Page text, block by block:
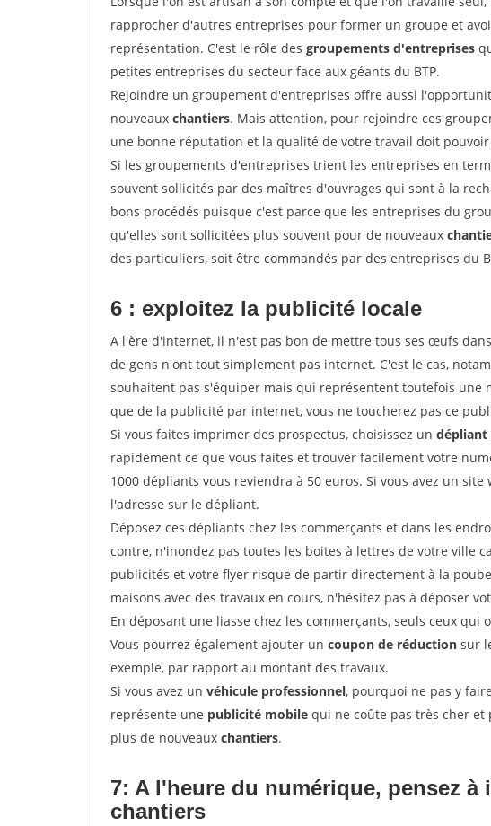
rapprocher d'autres entreprises pour former un groupe et
représentation. C'est le rôle des groupements d'entreprises
petites entreprises du secteur face aux géants du BTP.
Rejoindre un groupement d'entreprises offre aussi
nouveaux chantiers. Mais attention, pour rejoindre ces
une bonne réputation et la qualité de votre travail doit
Si les groupements d'entreprises trient les entreprises en
souvent sollicités par des maîtres d'ouvrages qui sont à la
bons procédés puisque c'est parce que les entreprises du
qu'elles sont sollicitées plus souvent pour de nouveaux
des particuliers, soit être commandés par des entreprises du
6 : exploitez la publicité locale
A l'ère d'internet, il n'est pas bon de mettre tous ses œufs
de gens n'ont tout simplement pas internet. C'est le cas,
souhaitent pas s'équiper mais qui représentent toutefois une
que de la publicité par internet, vous ne toucherez pas ce
Si vous faites imprimer des prospectus, choisissez un dépliant
rapidement ce que vous faites et trouver facilement votre
1000 dépliants vous reviendra à 50 euros. Si vous avez un
l'adresse sur le dépliant.
Déposez ces dépliants chez les commerçants et dans les
contre, n'inondez pas toutes les boites à lettres de votre ville
publicités et votre flyer risque de partir directement à la
maisons avec des travaux en cours, n'hésitez pas à déposer
En déposant une liasse chez les commerçants, seuls ceux qui
Vous pourrez également ajouter un coupon de réduction sur
exemple, par rapport au montant des travaux.
Si vous avez un véhicule professionnel, pourquoi ne pas y
représente une publicité mobile qui ne coûte pas très cher
plus de nouveaux chantiers.
7: A l'heure du numérique, pensez à
chantiers